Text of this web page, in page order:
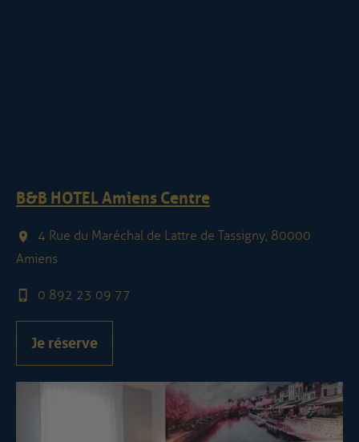
B&B HOTEL Amiens Centre
4 Rue du Maréchal de Lattre de Tassigny, 80000
Amiens
0 892 23 09 77
Je réserve